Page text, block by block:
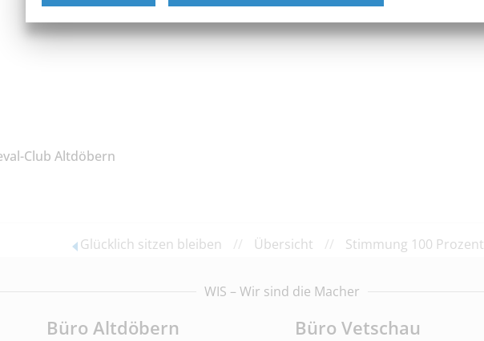
Club Altdöbern
Glücklich sitzen bleiben // Übersicht // Stimmung 100 Prozent
WIS – Wir sind die Macher
Büro Altdöbern Büro Vetschau